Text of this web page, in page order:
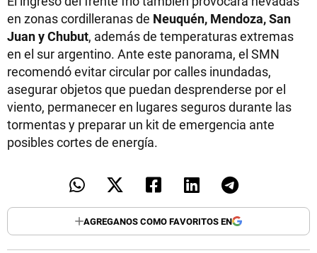
en zonas cordilleranas de Neuquén, Mendoza, San
Juan y Chubut, además de temperaturas extremas
en el sur argentino. Ante este panorama, el SMN
recomendó evitar circular por calles inundadas,
asegurar objetos que puedan desprenderse por el
viento, permanecer en lugares seguros durante las
tormentas y preparar un kit de emergencia ante
posibles cortes de energía.
AGREGANOS COMO FAVORITOS EN